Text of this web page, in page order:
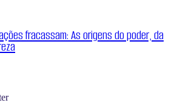
fracassam: As origens do poder, da